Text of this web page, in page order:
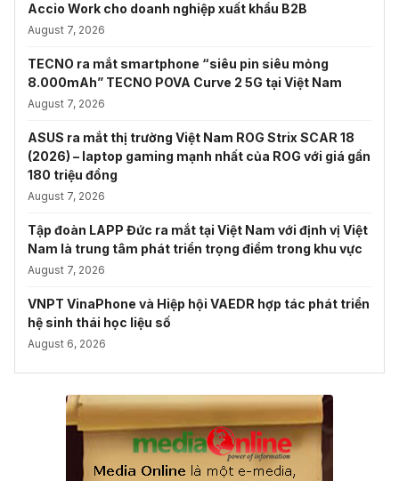
Accio Work cho doanh nghiệp xuất khẩu B2B
August 7, 2026
TECNO ra mắt smartphone “siêu pin siêu mỏng
8.000mAh” TECNO POVA Curve 2 5G tại Việt Nam
August 7, 2026
ASUS ra mắt thị trường Việt Nam ROG Strix SCAR 18
(2026) – laptop gaming mạnh nhất của ROG với giá gần
180 triệu đồng
August 7, 2026
Tập đoàn LAPP Đức ra mắt tại Việt Nam với định vị Việt
Nam là trung tâm phát triển trọng điểm trong khu vực
August 7, 2026
VNPT VinaPhone và Hiệp hội VAEDR hợp tác phát triển
hệ sinh thái học liệu số
August 6, 2026